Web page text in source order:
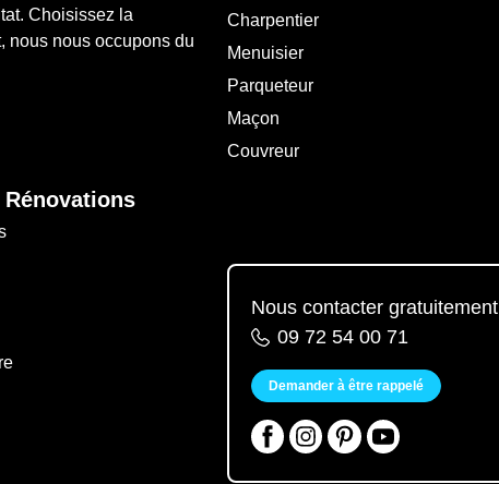
Choisissez la
nous nous occupons du
Charpentier
Menuisier
Parqueteur
Maçon
Couvreur
Nous contacter gratuitement
09 72 54 00 71
Demander à être rappelé